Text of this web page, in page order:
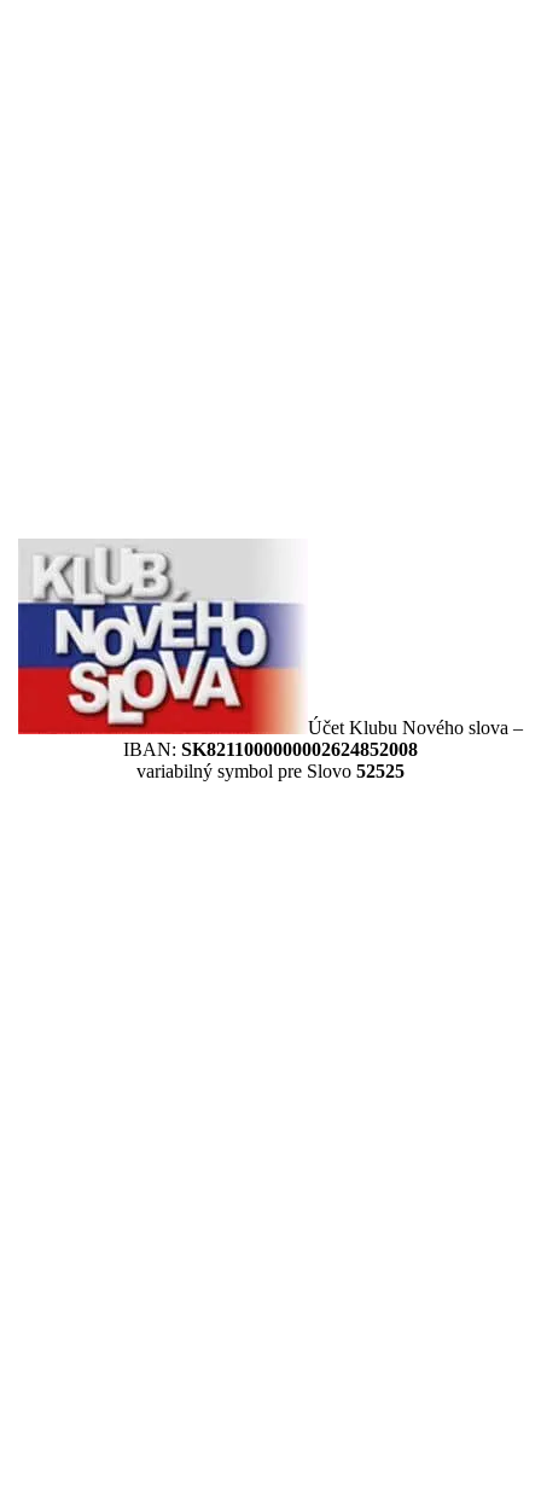
Účet Klubu Nového slova –
IBAN: SK8211000000002624852008
variabilný symbol pre Slovo 52525